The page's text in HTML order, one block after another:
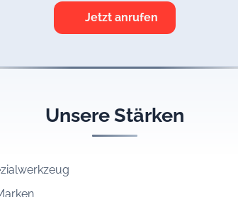
Jetzt anrufen
Unsere Stärken